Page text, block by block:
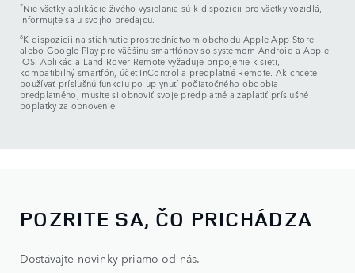
7Nie všetky aplikácie živého vysielania sú k dispozícii pre všetky vozidlá,
informujte sa u svojho predajcu.
8K dispozícii na stiahnutie prostredníctvom obchodu Apple App Store
alebo Google Play pre väčšinu smartfónov so systémom Android a Apple
iOS. Aplikácia Land Rover Remote vyžaduje pripojenie k sieti,
kompatibilný smartfón, účet InControl a predplatné Remote. Ak chcete
používať príslušnú funkciu po uplynutí počiatočného obdobia
predplatného, musíte si obnoviť svoje predplatné a zaplatiť príslušné
poplatky za obnovenie.
POZRITE SA, ČO PRICHÁDZA
Dostávajte novinky priamo od nás.